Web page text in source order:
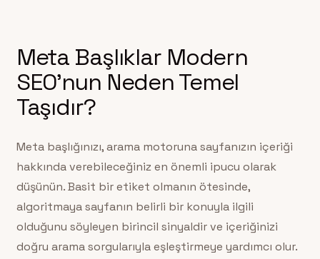
Meta Başlıklar Modern
SEO’nun Neden Temel
Taşıdır?
Meta başlığınızı, arama motoruna sayfanızın içeriği
hakkında verebileceğiniz en önemli ipucu olarak
düşünün. Basit bir etiket olmanın ötesinde,
algoritmaya sayfanın belirli bir konuyla ilgili
olduğunu söyleyen birincil sinyaldir ve içeriğinizi
doğru arama sorgularıyla eşleştirmeye yardımcı olur.